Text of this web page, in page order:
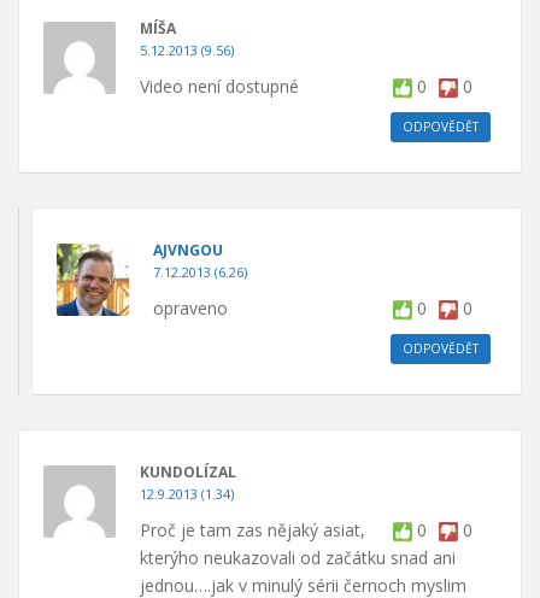
MÍŠA
5.12.2013 (9.56)
0 0
Video není dostupné
ODPOVĚDĚT
AJVNGOU
7.12.2013 (6.26)
0 0
opraveno
ODPOVĚDĚT
KUNDOLÍZAL
12.9.2013 (1.34)
0 0
Proč je tam zas nějaký asiat,
kterýho neukazovali od začátku snad ani
jednou….jak v minulý sérii černoch myslim